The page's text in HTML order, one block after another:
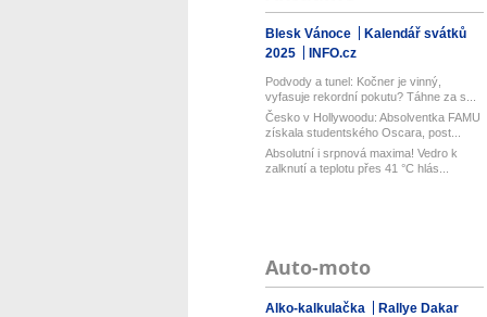
Blesk Vánoce
Kalendář svátků
2025
INFO.cz
Podvody a tunel: Kočner je vinný,
vyfasuje rekordní pokutu? Táhne za s...
Česko v Hollywoodu: Absolventka FAMU
získala studentského Oscara, post...
Absolutní i srpnová maxima! Vedro k
zalknutí a teplotu přes 41 °C hlás...
Auto-moto
Alko-kalkulačka
Rallye Dakar